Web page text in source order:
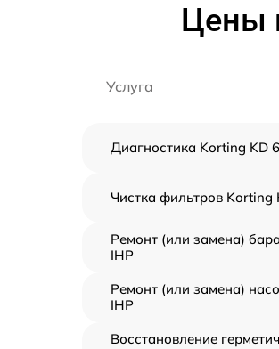
Цены
Услуга
Диагностика Korting KD
Чистка фильтров Korting
Ремонт (или замена)
IHP
Ремонт (или замена)
IHP
Восстановление